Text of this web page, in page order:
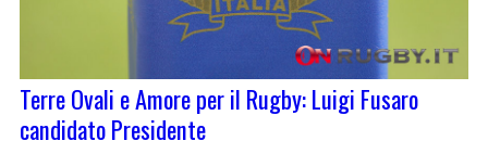
Terre Ovali e Amore per il Rugby: Luigi Fusaro
candidato Presidente